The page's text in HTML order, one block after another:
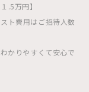
.5万円】
ト費用はご招待人数
かりやすくて安心で